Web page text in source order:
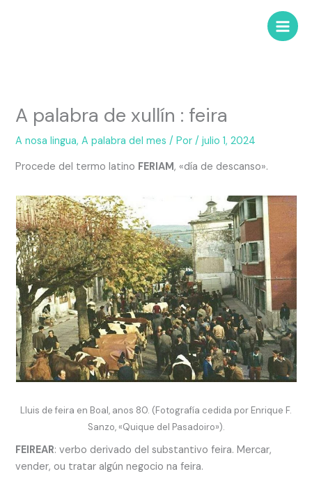
A palabra de xullín : feira
A nosa lingua,A palabra del mes / Por/julio 1, 2024
Procede del termo latino FERIAM, «día de descanso».
Lluis de feira en Boal, anos 80. (Fotografía cedida por Enrique F.
Sanzo, «Quique del Pasadoiro»).
FEIREAR: verbo derivado del substantivo feira. Mercar,
vender, ou tratar algún negocio na feira.